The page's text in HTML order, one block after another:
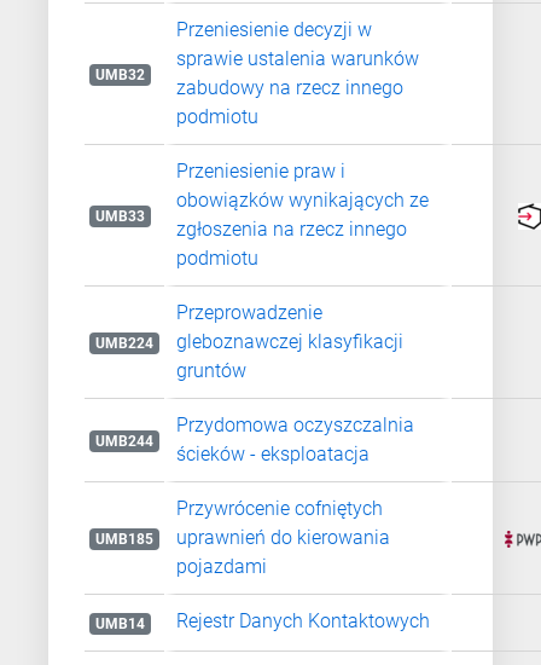
UMB32
Przeniesienie decyzji w
sprawie ustalenia warunków
zabudowy na rzecz innego
podmiotu
UMB33
Przeniesienie praw i
obowiązków wynikających ze
zgłoszenia na rzecz innego
podmiotu
UMB224
Przeprowadzenie
gleboznawczej klasyfikacji
gruntów
UMB244
Przydomowa oczyszczalnia
ścieków - eksploatacja
UMB185
Przywrócenie cofniętych
uprawnień do kierowania
pojazdami
UMB14 Rejestr Danych Kontaktowych